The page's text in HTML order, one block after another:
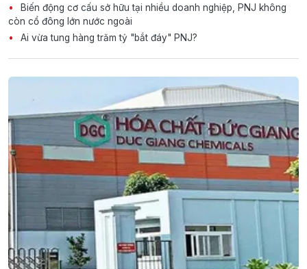
Biến động cơ cấu sở hữu tại nhiều doanh nghiệp, PNJ không
còn cổ đông lớn nước ngoài
Ai vừa tung hàng trăm tỷ "bắt đáy" PNJ?